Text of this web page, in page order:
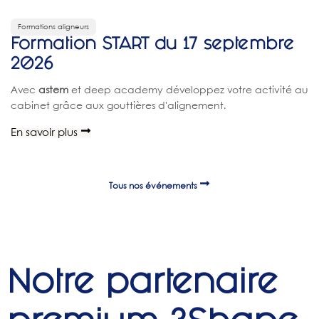
Formations aligneurs
Formation START du 17 septembre
2026
Avec astem et deep academy développez votre activité au
cabinet grâce aux gouttières d'alignement.
En savoir plus
Tous nos événements
Notre partenaire